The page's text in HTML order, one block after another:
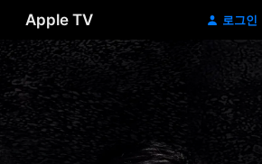
Apple TV 로그인